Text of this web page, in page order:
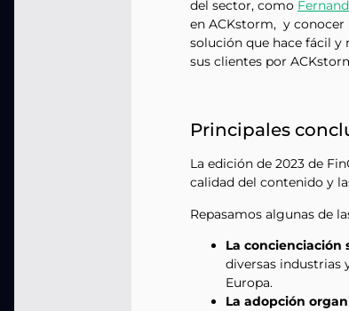
del sector, como
en ACKstorm, y conocer
solución que hace fácil y
sus clientes por
Principales
La edición de 2023 de
calidad del contenido y
Repasamos algunas de
La concienciación
diversas industrias
Europa.
La adopción